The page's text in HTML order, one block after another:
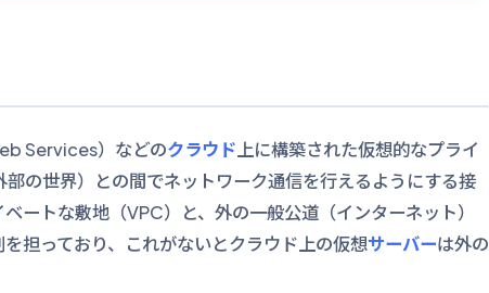
Services）などのクラウド 上に構築された仮想的なプライ
部の世界）との間でネットワーク通信を行えるようにする接
ートな敷地（VPC）と、外の一般公道（インターネット）
担っており、これがないとクラウド上の仮想サーバーは外の